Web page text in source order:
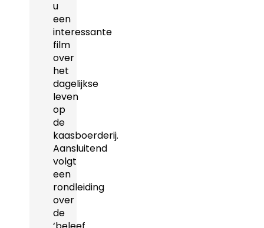
u
een
interessante
film
over
het
dagelijkse
leven
op
de
kaasboerderij.
Aansluitend
volgt
een
rondleiding
over
de